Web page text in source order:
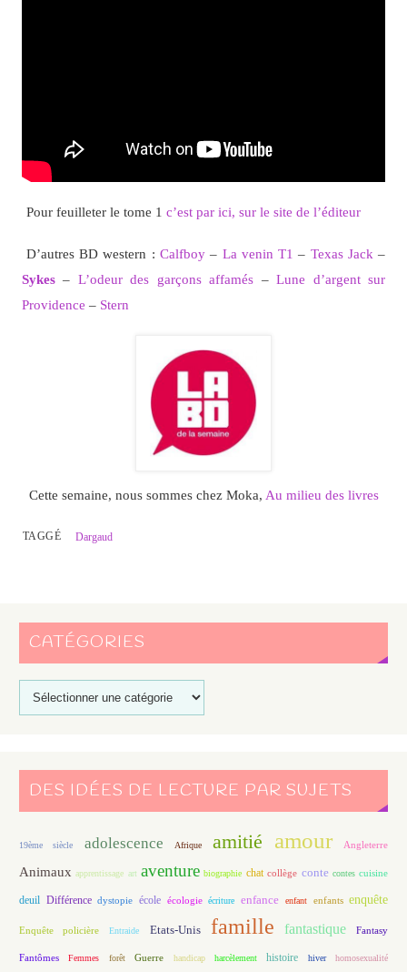
Pour feuilleter le tome 1 c’est par ici, sur le site de l’éditeur
D’autres BD western : Calfboy– La venin T1 – Texas Jack –
Sykes– L’odeur des garçons affamés –Lune d’argent sur
Providence – Stern
Cette semaine, nous sommes chez Moka, Au milieu des livres
TAGGÉ Dargaud
CATÉGORIES
DES IDÉES DE LECTURE PAR SUJETS
19ème siècle adolescence Afrique amitié amour Angleterre
Animaux apprentissage art aventure biographie chat collège conte contes cuisine
deuil Différence dystopie école écologie écriture enfance enfant enfants enquête
Enquête policière Entraide Etats-Unis famille fantastique Fantasy
Fantômes Femmes forêt Guerre handicap harcèlement histoire hiver homosexualité